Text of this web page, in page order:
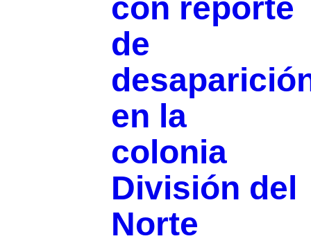
con reporte
de
en la
colonia
División del
Norte